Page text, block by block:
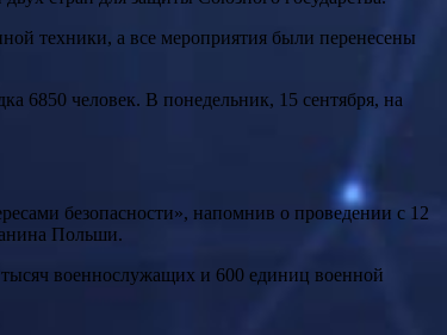
техники, а все мероприятия были перенесены
6850 человек. В понедельник, 15 сентября, на
безопасности», напомнив о проведении с 12
Польши.
военнослужащих и 600 единиц военной